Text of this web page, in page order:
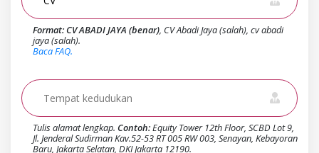
Format:CV ABADI JAYA (benar), CV Abadi Jaya (salah), cv abadi
jaya (salah).
Baca FAQ.
Tulis alamat lengkap. Contoh:Equity Tower 12th Floor, SCBD Lot 9,
Jl. Jenderal Sudirman Kav.52-53 RT 005 RW 003, Senayan, Kebayoran
Baru, Jakarta Selatan, DKI Jakarta 12190.